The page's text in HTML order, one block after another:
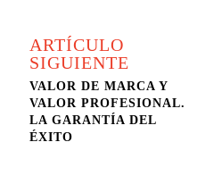
ARTÍCULO
SIGUIENTE
VALOR DE MARCA Y
VALOR PROFESIONAL.
LA GARANTÍA DEL
ÉXITO